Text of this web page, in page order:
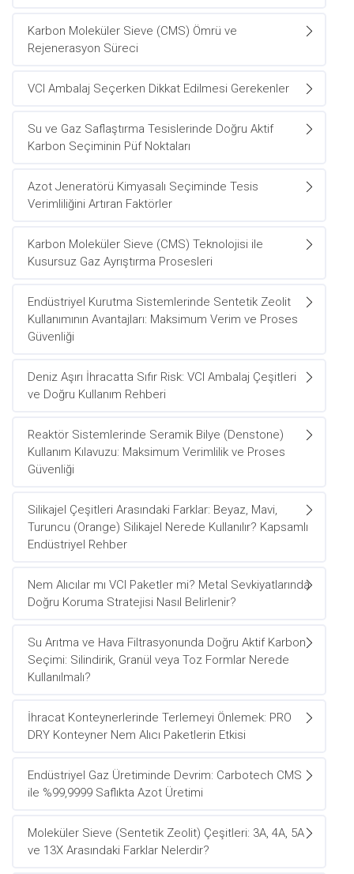
Karbon Moleküler Sieve (CMS) Ömrü ve
Rejenerasyon Süreci
VCI Ambalaj Seçerken Dikkat Edilmesi Gerekenler
Su ve Gaz Saflaştırma Tesislerinde Doğru Aktif
Karbon Seçiminin Püf Noktaları
Azot Jeneratörü Kimyasalı Seçiminde Tesis
Verimliliğini Artıran Faktörler
Karbon Moleküler Sieve (CMS) Teknolojisi ile
Kusursuz Gaz Ayrıştırma Prosesleri
Endüstriyel Kurutma Sistemlerinde Sentetik Zeolit
Kullanımının Avantajları: Maksimum Verim ve Proses
Güvenliği
Deniz Aşırı İhracatta Sıfır Risk: VCI Ambalaj Çeşitleri
ve Doğru Kullanım Rehberi
Reaktör Sistemlerinde Seramik Bilye (Denstone)
Kullanım Kılavuzu: Maksimum Verimlilik ve Proses
Güvenliği
Silikajel Çeşitleri Arasındaki Farklar: Beyaz, Mavi,
Turuncu (Orange) Silikajel Nerede Kullanılır? Kapsamlı
Endüstriyel Rehber
Nem Alıcılar mı VCI Paketler mi? Metal Sevkiyatlarında
Doğru Koruma Stratejisi Nasıl Belirlenir?
Su Arıtma ve Hava Filtrasyonunda Doğru Aktif Karbon
Seçimi: Silindirik, Granül veya Toz Formlar Nerede
Kullanılmalı?
İhracat Konteynerlerinde Terlemeyi Önlemek: PRO
DRY Konteyner Nem Alıcı Paketlerin Etkisi
Endüstriyel Gaz Üretiminde Devrim: Carbotech CMS
ile %99,9999 Saflıkta Azot Üretimi
Moleküler Sieve (Sentetik Zeolit) Çeşitleri: 3A, 4A, 5A
ve 13X Arasındaki Farklar Nelerdir?